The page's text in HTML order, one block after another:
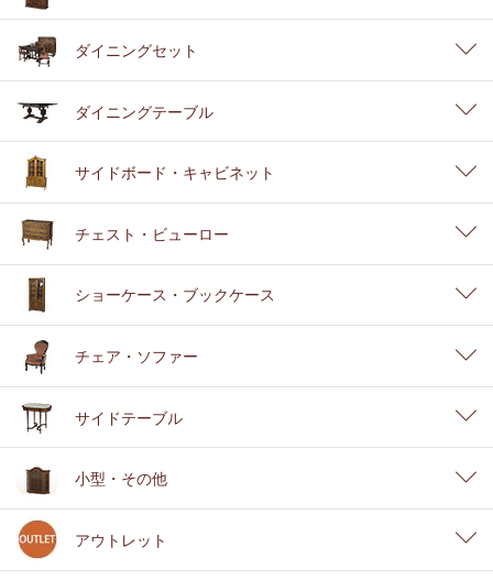
ダイニングセット
ダイニングテーブル
サイドボード・キャビネット
チェスト・ビューロー
ショーケース・ブックケース
チェア・ソファー
サイドテーブル
小型・その他
アウトレット